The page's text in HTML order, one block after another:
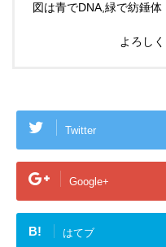
図は青でDNA,緑で紡錘
よろし
Twitter
Google+
B! はてブ